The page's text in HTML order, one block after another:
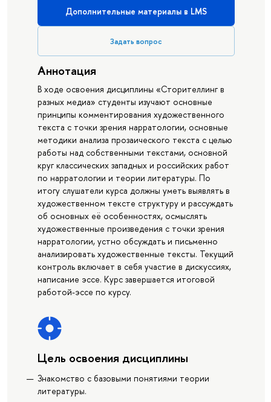
Дополнительные материалы в LMS
Задать вопрос
Аннотация
В ходе освоения дисциплины «Сторителлинг в
разных медиа» студенты изучают основные
принципы комментирования художественного
текста с точки зрения нарратологии, основные
методики анализа прозаического текста с целью
работы над собственными текстами, основной
круг классических западных и российских работ
по нарратологии и теории литературы. По
итогу слушатели курса должны уметь выявлять в
художественном тексте структуру и рассуждать
об основных её особенностях, осмыслять
художественные произведения с точки зрения
нарратологии, устно обсуждать и письменно
анализировать художественные тексты. Текущий
контроль включает в себя участие в дискуссиях,
написание эссе. Курс завершается итоговой
работой-эссе по курсу.
Цель освоения дисциплины
Знакомство с базовыми понятиями теории
литературы.